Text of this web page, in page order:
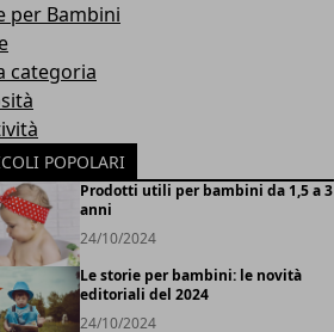
per Bambini
categoria
POPOLARI
Prodotti utili per bambini da 1,5 a 3
anni
24/10/2024
Le storie per bambini: le novità
editoriali del 2024
24/10/2024